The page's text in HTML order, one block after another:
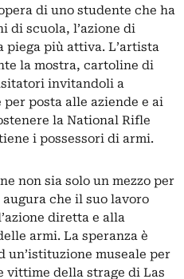
di uno studente che ha
di scuola, l’azione di
piega più attiva. L’artista
la mostra, cartoline di
invitandoli a
posta alle aziende e ai
la National Rifle
i possessori di armi.
non sia solo un mezzo per
che il suo lavoro
diretta e alla
armi. La speranza è
un’istituzione museale per
vittime della strage di Las